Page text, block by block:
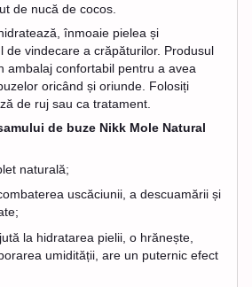
de nucă de cocos.
înmoaie pielea și
de vindecare a crăpăturilor. Produsul
ambalaj confortabil pentru a avea
oricând și oriunde. Folosiți
de ruj sau ca tratament.
de buze Nikk Mole Natural
naturală;
uscăciunii, a descuamării și
la hidratarea pielii, o hrănește,
umidității, are un puternic efect